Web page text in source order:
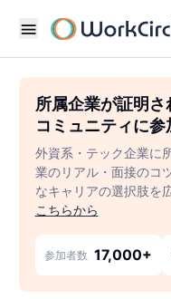
所属企業が証明
コミュニティに参
外資系・テック企業に
業のリアル・面接のコ
なキャリアの選択肢を
こちらから
参加者数 17,000+